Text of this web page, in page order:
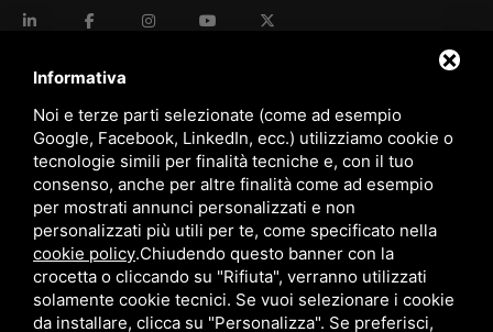
language ITALIANO
download Catalogo Stima
download Politica qualità e sicurezza
Informativa
Noi e terze parti selezionate (come ad esempio
Google, Facebook, LinkedIn, ecc.) utilizziamo cookie o
tecnologie simili per finalità tecniche e, con il tuo
consenso, anche per altre finalità come ad esempio
per mostrati annunci personalizzati e non
personalizzati più utili per te, come specificato nella
cookie policy.Chiudendo questo banner con la
crocetta o cliccando su "Rifiuta", verranno utilizzati
solamente cookie tecnici. Se vuoi selezionare i cookie
da installare, clicca su "Personalizza". Se preferisci,